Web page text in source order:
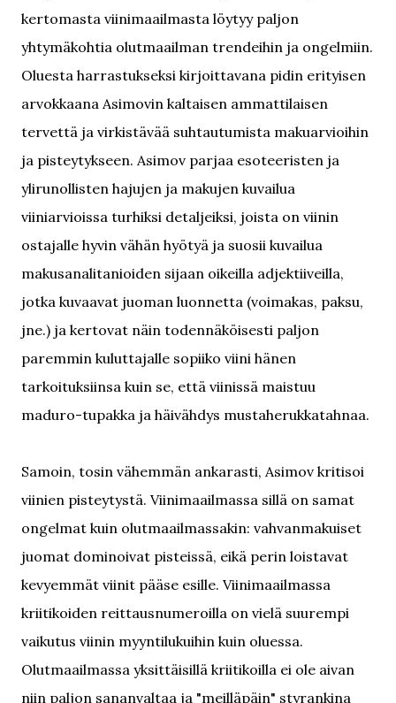
kertomasta viinimaailmasta löytyy paljon
yhtymäkohtia olutmaailman trendeihin ja ongelmiin.
Oluesta harrastukseksi kirjoittavana pidin erityisen
arvokkaana Asimovin kaltaisen ammattilaisen
tervettä ja virkistävää suhtautumista makuarvioihin
ja pisteytykseen. Asimov parjaa esoteeristen ja
ylirunollisten hajujen ja makujen kuvailua
viiniarvioissa turhiksi detaljeiksi, joista on viinin
ostajalle hyvin vähän hyötyä ja suosii kuvailua
makusanalitanioiden sijaan oikeilla adjektiiveilla,
jotka kuvaavat juoman luonnetta (voimakas, paksu,
jne.) ja kertovat näin todennäköisesti paljon
paremmin kuluttajalle sopiiko viini hänen
tarkoituksiinsa kuin se, että viinissä maistuu
maduro-tupakka ja häivähdys mustaherukkatahnaa.
Samoin, tosin vähemmän ankarasti, Asimov kritisoi
viinien pisteytystä. Viinimaailmassa sillä on samat
ongelmat kuin olutmaailmassakin: vahvanmakuiset
juomat dominoivat pisteissä, eikä perin loistavat
kevyemmät viinit pääse esille. Viinimaailmassa
kriitikoiden reittausnumeroilla on vielä suurempi
vaikutus viinin myyntilukuihin kuin oluessa.
Olutmaailmassa yksittäisillä kriitikoilla ei ole aivan
niin paljon sananvaltaa ja "meilläpäin" styrankina